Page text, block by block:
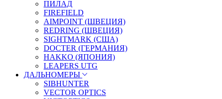
ПИЛАД
FIREFIELD
AIMPOINT (ШВЕЦИЯ)
REDRING (ШВЕЦИЯ)
SIGHTMARK (США)
DOCTER (ГЕРМАНИЯ)
HAKKO (ЯПОНИЯ)
LEAPERS UTG
ДАЛЬНОМЕРЫ
SIBHUNTER
VECTOR OPTICS